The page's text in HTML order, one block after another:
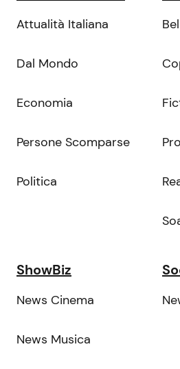
Attualità Italiana
Dal Mondo
Economia
Persone Scomparse
Politica
ShowBiz
News Cinema
News Musica